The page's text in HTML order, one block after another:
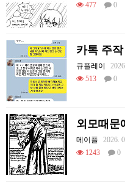
477
0
카톡 주
큐플레이
513
0
외모때문
메이플
2026.
1243
0